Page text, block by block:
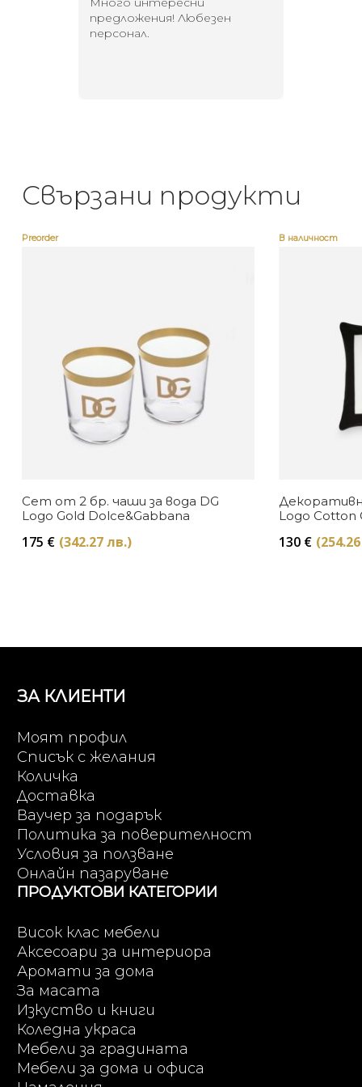
предложения! Любезен
персонал.
Свързани продукти
Preorder
Сет от 2 бр. чаши за вода DG
Logo Gold Dolce&Gabbana
175 € (342.27 лв.)
В наличност
Logo Cotton
130 €
ЗА КЛИЕНТИ
Моят профил
Списък с желания
Количка
Доставка
Ваучер за подарък
Политика за поверителност
Условия за ползване
Онлайн пазаруване
ПРОДУКТОВИ КАТЕГОРИИ
Висок клас мебели
Аксесоари за интериора
Аромати за дома
За масата
Изкуство и книги
Коледна украса
Мебели за градината
Мебели за дома и офиса